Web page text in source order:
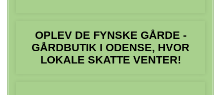
OPLEV DE FYNSKE GÅRDE -
GÅRDBUTIK I ODENSE, HVOR
LOKALE SKATTE VENTER!